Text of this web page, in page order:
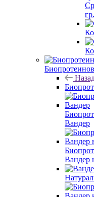
гр.
Вандер
Вандер